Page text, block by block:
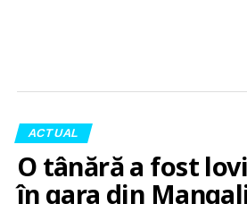
ACTUAL
O tânără a fost
în gara din